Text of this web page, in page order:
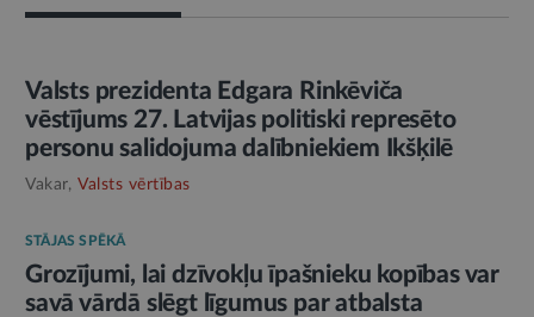
AMATPERSONAS RUNA
Valsts prezidenta Edgara Rinkēviča
vēstījums 27. Latvijas politiski represēto
personu salidojuma dalībniekiem Ikšķilē
Vakar, Valsts vērtības
STĀJAS SPĒKĀ
Grozījumi, lai dzīvokļu īpašnieku kopības var
savā vārdā slēgt līgumus par atbalsta